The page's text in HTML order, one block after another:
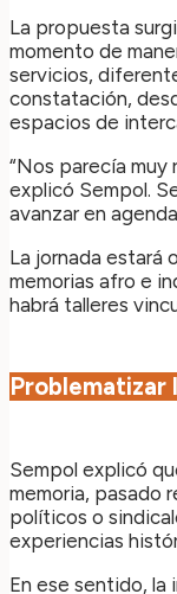
La propuesta
momento de
servicios,
constatación,
espacios de
“Nos parecía muy
explicó Sempol.
avanzar en
La jornada estará
memorias afro e
habrá talleres
Problematizar
Sempol explicó
memoria, pasado
políticos o
experiencias
En ese sentido, la